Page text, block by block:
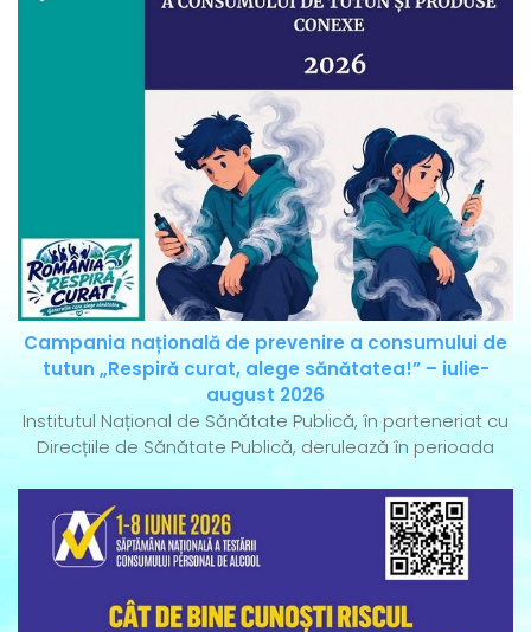
Campania națională de prevenire a consumului de
tutun „Respiră curat, alege sănătatea!” – iulie-
august 2026
Institutul Național de Sănătate Publică, în parteneriat cu
Direcțiile de Sănătate Publică, derulează în perioada